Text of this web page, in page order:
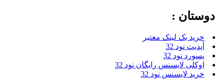
دوستان :
خرید بک لینک معتبر
آپدیت نود 32
پسورد نود 32
اوکلی لایسنس رایگان نود 32
خرید لایسنس نود 32